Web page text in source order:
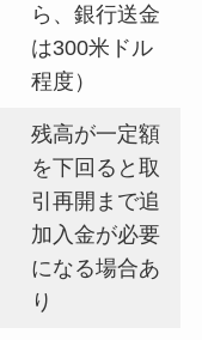
ら、銀行送金
は300米ドル
程度）
残高が一定額
を下回ると取
引再開まで追
加入金が必要
になる場合あ
り